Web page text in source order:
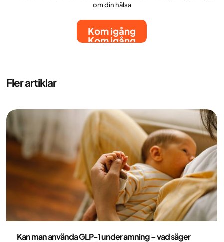
om din hälsa
Kom igång
Kom igång
Fler artiklar
Kan man använda GLP-1 under amning – vad säger